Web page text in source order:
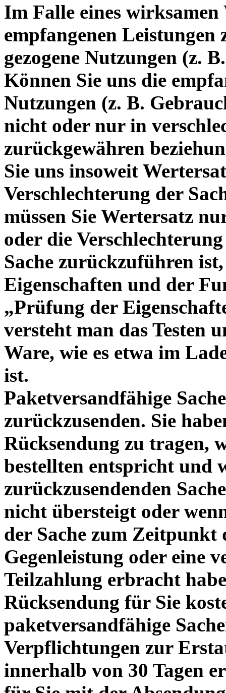
Im Falle eines
empfangenen
gezogene Nutzungen (z.
Können Sie uns die
Nutzungen (z. B.
nicht oder nur in
zurückgewähren
Sie uns insoweit
Verschlechterung der
müssen Sie Wertersatz
oder die
Sache zurückzuführen
Eigenschaften und der
„Prüfung der
versteht man das Testen
Ware, wie es etwa im
ist.
Paketversandfähige
zurückzusenden. Sie
Rücksendung zu tragen,
bestellten entspricht und
zurückzusendenden
nicht übersteigt oder
der Sache zum
Gegenleistung oder eine
Teilzahlung erbracht
Rücksendung für Sie
paketversandfähige
Verpflichtungen zur
innerhalb von 30 Tagen